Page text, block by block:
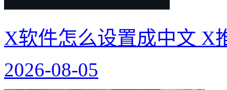
X软件怎么设置成中文 X
2026-08-05